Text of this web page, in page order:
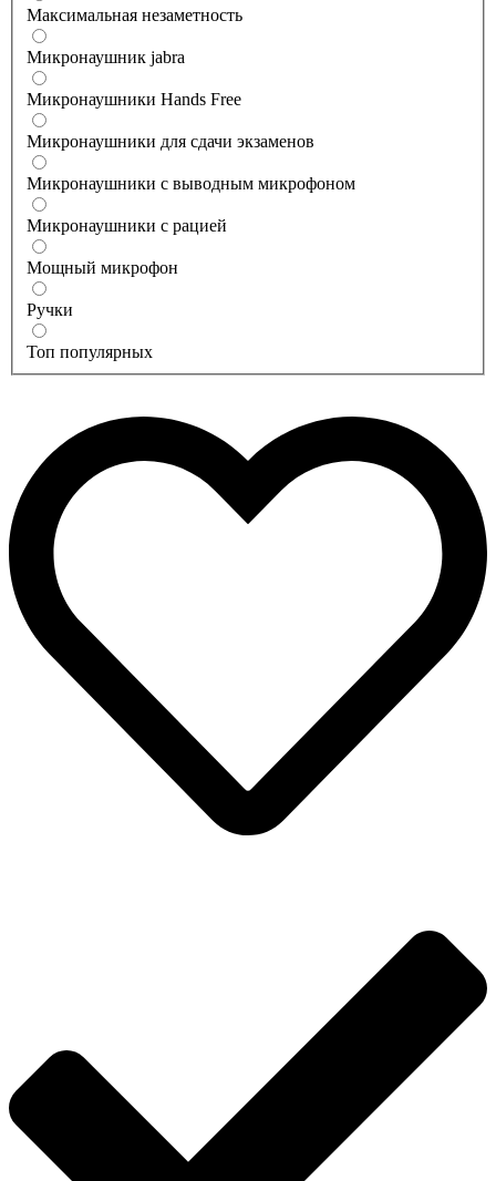
Максимальная незаметность
Микронаушник jabra
Микронаушники Hands Free
Микронаушники для сдачи экзаменов
Микронаушники с выводным микрофоном
Микронаушники с рацией
Мощный микрофон
Ручки
Топ популярных